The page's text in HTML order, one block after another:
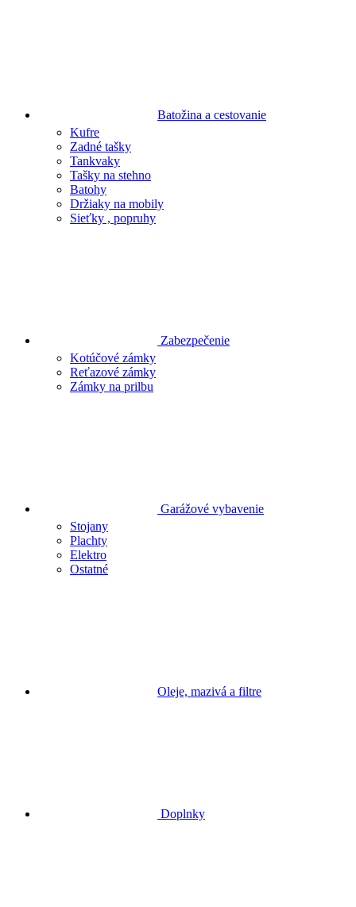
Batožina a cestovanie
Kufre
Zadné tašky
Tankvaky
Tašky na stehno
Batohy
Držiaky na mobily
Sieťky , popruhy
Zabezpečenie
Kotúčové zámky
Reťazové zámky
Zámky na prilbu
Garážové vybavenie
Stojany
Plachty
Elektro
Ostatné
Oleje, mazivá a filtre
Doplnky